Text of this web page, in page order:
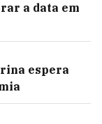
a data em
espera